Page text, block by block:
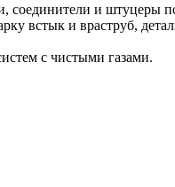
и штуцеры
встык и враструб,
с чистыми газами.